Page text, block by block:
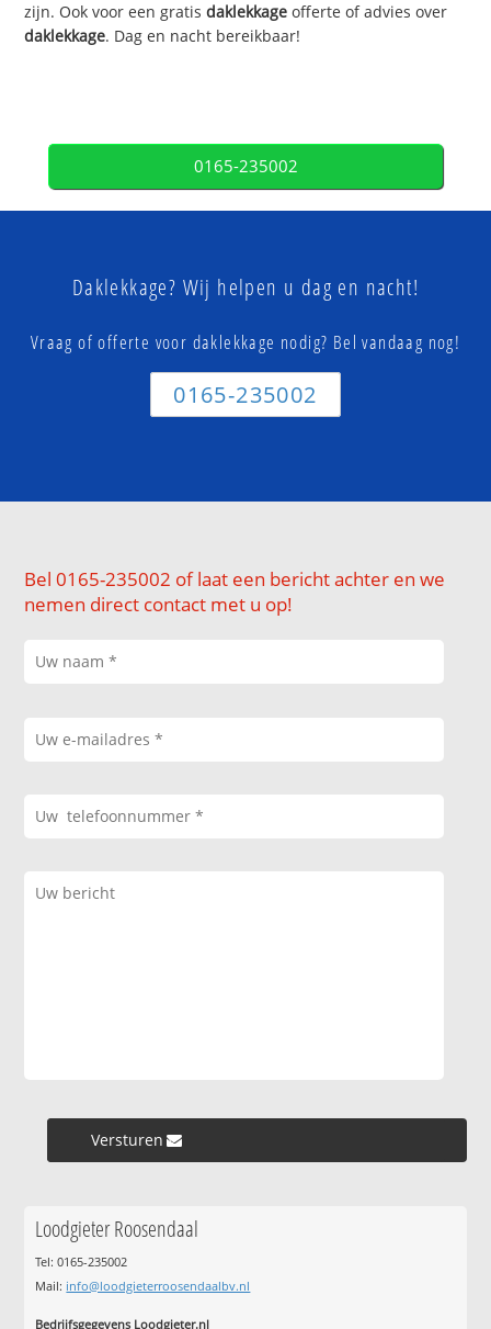
zijn. Ook voor een gratisdaklekkage offerte of advies over
daklekkage. Dag en nacht bereikbaar!
0165-235002
Daklekkage? Wij helpen u dag en nacht!
Vraag of offerte voor daklekkage nodig? Bel vandaag nog!
0165-235002
Bel 0165-235002 of laat een bericht achter en we
nemen direct contact met u op!
Versturen »
Loodgieter Roosendaal
Tel: 0165-235002
Mail: info@loodgieterroosendaalbv.nl
Bedrijfsgegevens Loodgieter.nl